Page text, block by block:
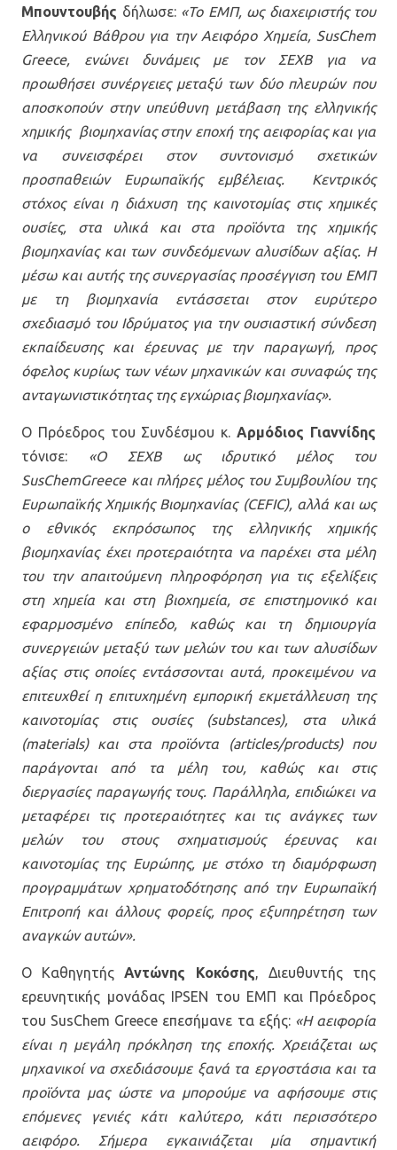
Μπουντουβής δήλωσε: «Το ΕΜΠ, ως διαχειριστής του
Ελληνικού Βάθρου για την Αειφόρο Χημεία, SusChem
Greece, ενώνει δυνάμεις με τον ΣΕΧΒ για να
προωθήσει συνέργειες μεταξύ των δύο πλευρών που
αποσκοπούν στην υπεύθυνη μετάβαση της ελληνικής
χημικής βιομηχανίας στην εποχή της αειφορίας και για
να συνεισφέρει στον συντονισμό σχετικών
προσπαθειών Ευρωπαϊκής εμβέλειας. Κεντρικός
στόχος είναι η διάχυση της καινοτομίας στις χημικές
ουσίες, στα υλικά και στα προϊόντα της χημικής
βιομηχανίας και των συνδεόμενων αλυσίδων αξίας. Η
μέσω και αυτής της συνεργασίας προσέγγιση του ΕΜΠ
με τη βιομηχανία εντάσσεται στον ευρύτερο
σχεδιασμό του Ιδρύματος για την ουσιαστική σύνδεση
εκπαίδευσης και έρευνας με την παραγωγή, προς
όφελος κυρίως των νέων μηχανικών και συναφώς της
ανταγωνιστικότητας της εγχώριας βιομηχανίας».
Ο Πρόεδρος του Συνδέσμου κ.Αρμόδιος Γιαννίδης
τόνισε: «Ο ΣΕΧΒ ως ιδρυτικό μέλος του
SusChemGreeceκαι πλήρες μέλος του Συμβουλίου της
Ευρωπαϊκής Χημικής Βιομηχανίας (CEFIC), αλλά και ως
ο εθνικός εκπρόσωπος της ελληνικής χημικής
βιομηχανίας έχει προτεραιότητα να παρέχει στα μέλη
του την απαιτούμενη πληροφόρηση για τις εξελίξεις
στη χημεία και στη βιοχημεία, σε επιστημονικό και
εφαρμοσμένο επίπεδο, καθώς και τη δημιουργία
συνεργειών μεταξύ των μελών του και των αλυσίδων
αξίας στις οποίες εντάσσονται αυτά, προκειμένου να
επιτευχθεί η επιτυχημένη εμπορική εκμετάλλευση της
καινοτομίας στις ουσίες (substances), στα υλικά
(materials) και στα προϊόντα (articles/products) που
παράγονται από τα μέλη του, καθώς και στις
διεργασίες παραγωγής τους. Παράλληλα, επιδιώκει να
μεταφέρει τις προτεραιότητες και τις ανάγκες των
μελών του στους σχηματισμούς έρευνας και
καινοτομίας της Ευρώπης, με στόχο τη διαμόρφωση
προγραμμάτων χρηματοδότησης από την Ευρωπαϊκή
Επιτροπή και άλλους φορείς, προς εξυπηρέτηση των
αναγκών αυτών».
Ο ΚαθηγητήςΑντώνης Κοκόσης, Διευθυντής της
ερευνητικής μονάδας IPSEN του ΕΜΠ και Πρόεδρος
του SusChem Greece επεσήμανε τα εξής: «Η αειφορία
είναι η μεγάλη πρόκληση της εποχής. Χρειάζεται ως
μηχανικοί να σχεδιάσουμε ξανά τα εργοστάσια και τα
προϊόντα μας ώστε να μπορούμε να αφήσουμε στις
επόμενες γενιές κάτι καλύτερο, κάτι περισσότερο
αειφόρο. Σήμερα εγκαινιάζεται μία σημαντική